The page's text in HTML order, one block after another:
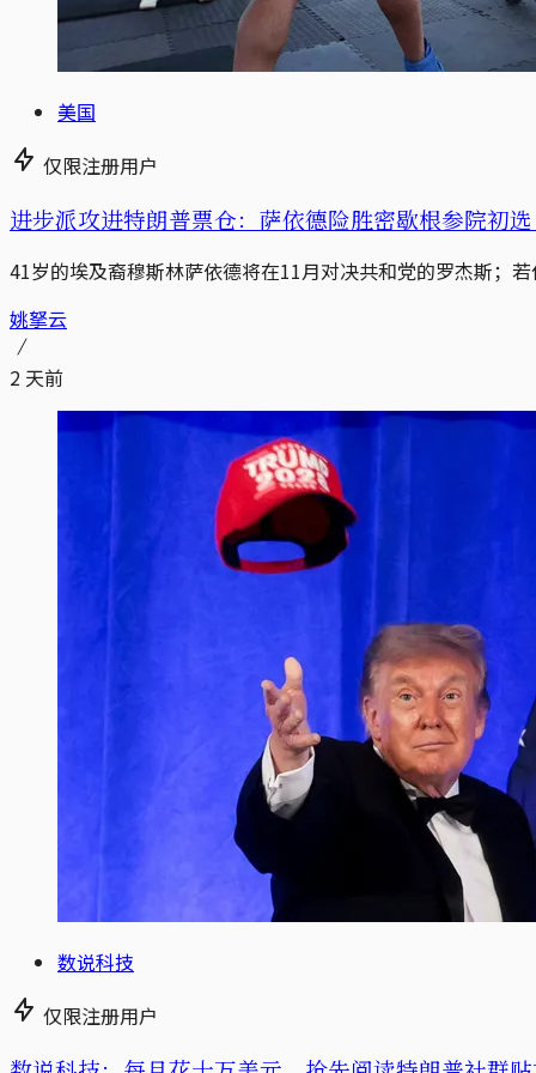
美国
仅限注册用户
进步派攻进特朗普票仓：萨依德险胜密歇根参院初
41岁的埃及裔穆斯林萨依德将在11月对决共和党的罗杰斯；
姚拏云
2 天前
数说科技
仅限注册用户